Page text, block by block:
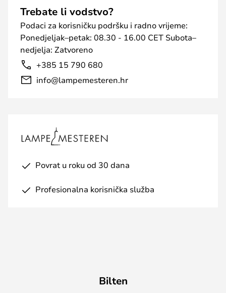
Trebate li vodstvo?
Podaci za korisničku podršku i radno vrijeme:
Ponedjeljak–petak: 08.30 - 16.00 CET Subota–
nedjelja: Zatvoreno
+385 15 790 680
info@lampemesteren.hr
Povrat u roku od 30 dana
Profesionalna korisnička služba
Bilten